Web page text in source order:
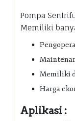
Pompa
Memiliki
Memiliki
Harga
Aplikasi :